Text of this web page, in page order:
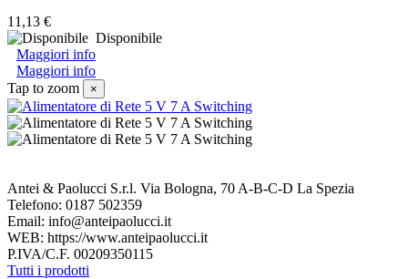
11,13 €
Disponibile
Maggiori info
Maggiori info
Tap to zoom
×
Antei & Paolucci S.r.l. Via Bologna, 70 A-B-C-D La Spezia
Telefono: 0187 502359
Email: info@anteipaolucci.it
WEB: https://www.anteipaolucci.it
P.IVA/C.F. 00209350115
Tutti i prodotti